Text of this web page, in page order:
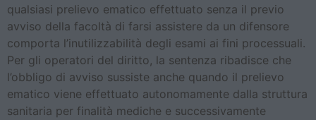
qualsiasi prelievo ematico effettuato senza il previo
avviso della facoltà di farsi assistere da un difensore
comporta l’inutilizzabilità degli esami ai fini processuali.
Per gli operatori del diritto, la sentenza ribadisce che
l’obbligo di avviso sussiste anche quando il prelievo
ematico viene effettuato autonomamente dalla struttura
sanitaria per finalità mediche e successivamente